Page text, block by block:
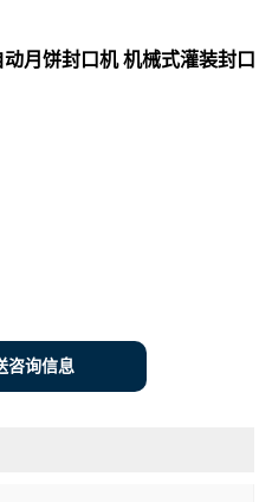
月饼封口机 机械式灌装封口
咨询信息